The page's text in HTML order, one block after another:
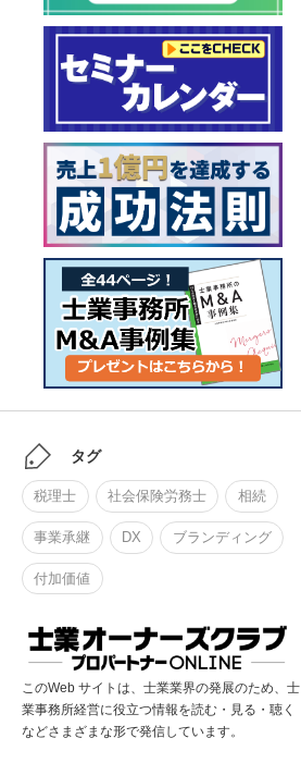
タグ
税理士 社会保険労務士 相続
事業承継 DX ブランディング
付加価値
このWeb サイトは、士業業界の発展のため、士
業事務所経営に役立つ情報を読む・見る・聴く
などさまざまな形で発信しています。